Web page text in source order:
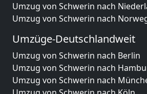
Umzug von Schwerin nach
Umzug von Schwerin nach
Umzüge-Deutschlandweit
Umzug von Schwerin nach Berlin
Umzug von Schwerin nach
Umzug von Schwerin nach